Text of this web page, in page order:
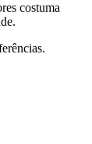
costuma